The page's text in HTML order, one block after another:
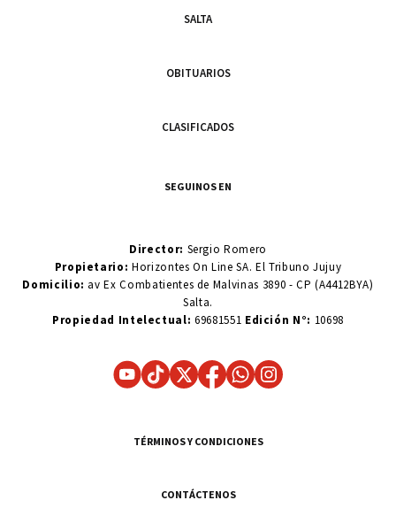
SALTA
OBITUARIOS
CLASIFICADOS
SEGUINOS EN
Director: Sergio Romero
Propietario:Horizontes On Line SA. El Tribuno Jujuy
Domicilio: av Ex Combatientes de Malvinas 3890 - CP (A4412BYA)
Salta.
Propiedad Intelectual: 69681551 Edición N°: 10698
TÉRMINOS Y CONDICIONES
CONTÁCTENOS